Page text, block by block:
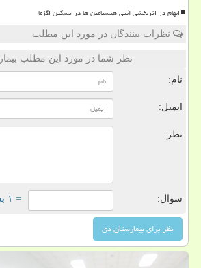
ابهام در اثربخشی آنتی هیستامین ها در تسکین اگزما
نظرات بینندگان در مورد این مطلب
نظر شما در مورد این مطلب
نام:
ایمیل:
نظر:
سوال: = ۱ بعلاوه ۲